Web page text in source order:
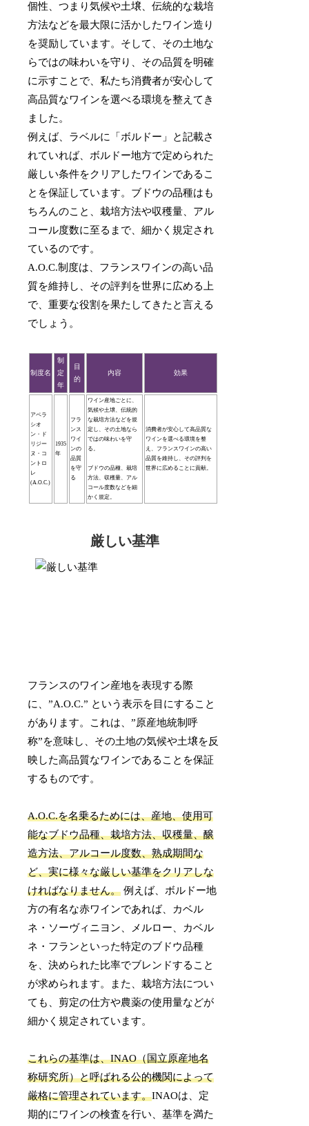
個性、つまり気候や土壌、伝統的な栽培
方法などを最大限に活かしたワイン造り
を奨励しています。そして、その土地な
らではの味わいを守り、その品質を明確
に示すことで、私たち消費者が安心して
高品質なワインを選べる環境を整えてき
ました。
例えば、ラベルに「ボルドー」と記載さ
れていれば、ボルドー地方で定められた
厳しい条件をクリアしたワインであるこ
とを保証しています。ブドウの品種はも
ちろんのこと、栽培方法や収穫量、アル
コール度数に至るまで、細かく規定され
ているのです。
A.O.C.制度は、フランスワインの高い品
質を維持し、その評判を世界に広める上
で、重要な役割を果たしてきたと言える
でしょう。
制度名
制
定
年
目
的
内容 効果
アペラ
シオ
ン・ド
リジー
ヌ・コ
ントロ
レ
(A.O.C.)
1935
年
フラ
ンス
ワイ
ンの
品質
を守
る
ワイン産地ごとに、
気候や土壌、伝統的
な栽培方法などを規
定し、その土地なら
ではの味わいを守
る。
ブドウの品種、栽培
方法、収穫量、アル
コール度数などを細
かく規定。
消費者が安心して高品質な
ワインを選べる環境を整
え、フランスワインの高い
品質を維持し、その評判を
世界に広めることに貢献。
厳しい基準
フランスのワイン産地を表現する際
に、”A.O.C.” という表示を目にすること
があります。これは、”原産地統制呼
称”を意味し、その土地の気候や土壌を反
映した高品質なワインであることを保証
するものです。
A.O.C.を名乗るためには、産地、使用可
能なブドウ品種、栽培方法、収穫量、醸
造方法、アルコール度数、熟成期間な
ど、実に様々な厳しい基準をクリアしな
ければなりません。 例えば、ボルドー地
方の有名な赤ワインであれば、カベル
ネ・ソーヴィニヨン、メルロー、カベル
ネ・フランといった特定のブドウ品種
を、決められた比率でブレンドすること
が求められます。また、栽培方法につい
ても、剪定の仕方や農薬の使用量などが
細かく規定されています。
これらの基準は、INAO（国立原産地名
称研究所）と呼ばれる公的機関によって
厳格に管理されています。INAOは、定
期的にワインの検査を行い、基準を満た